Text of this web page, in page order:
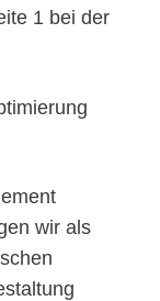
1 bei der
wir als